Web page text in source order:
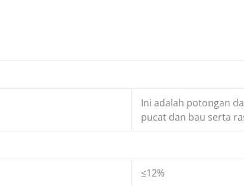
Ini adalah potongan
pucat dan bau serta
≤12%